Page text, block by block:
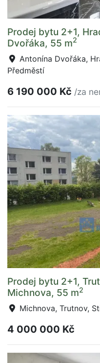
Prodej bytu 2+1,
Dvořáka, 55 m2
Antonína Dvořáka,
Předměstí
6 190 000 Kč /za
Prodej bytu 2+1,
Michnova, 55 m2
Michnova, Trutnov,
4 000 000 Kč